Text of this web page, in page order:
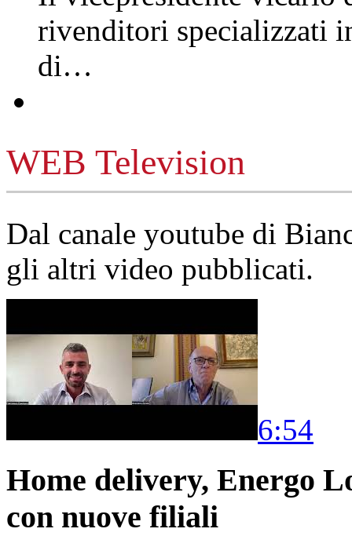
rivenditori specializzati
di…
WEB Television
Dal canale youtube di
gli altri video pubblicati.
6:54
Home delivery, Energo
con nuove filiali